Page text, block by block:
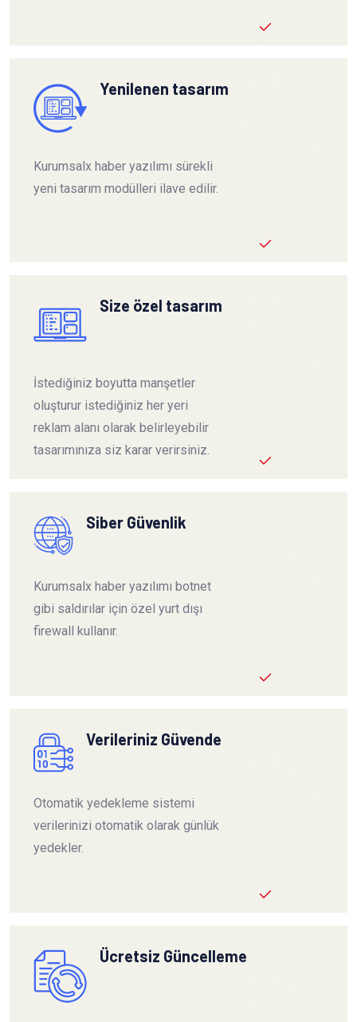
Yenilenen tasarım
Kurumsalx haber yazılımı sürekli
yeni tasarım modülleri ilave edilir.
Size özel tasarım
İstediğiniz boyutta manşetler
oluşturur istediğiniz her yeri
reklam alanı olarak belirleyebilir
tasarımınıza siz karar verirsiniz.
Siber Güvenlik
Kurumsalx haber yazılımı botnet
gibi saldırılar için özel yurt dışı
firewall kullanır.
Verileriniz Güvende
Otomatik yedekleme sistemi
verilerinizi otomatik olarak günlük
yedekler.
Ücretsiz Güncelleme